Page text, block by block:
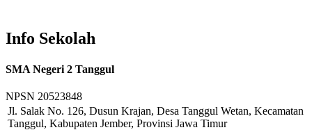
Info Sekolah
SMA Negeri 2 Tanggul
NPSN 20523848
Jl. Salak No. 126, Dusun Krajan, Desa Tanggul Wetan, Kecamatan
Tanggul, Kabupaten Jember, Provinsi Jawa Timur